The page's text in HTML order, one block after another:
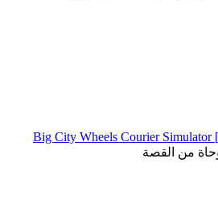
Big City Wheels Courier Simulator
من القصة